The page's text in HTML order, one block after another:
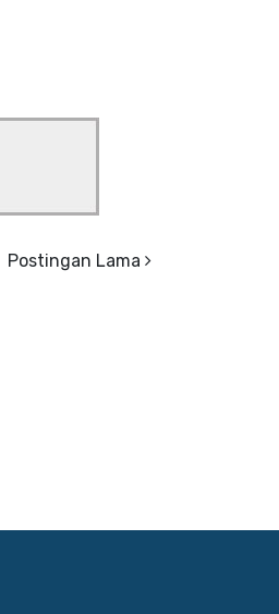
Postingan Lama